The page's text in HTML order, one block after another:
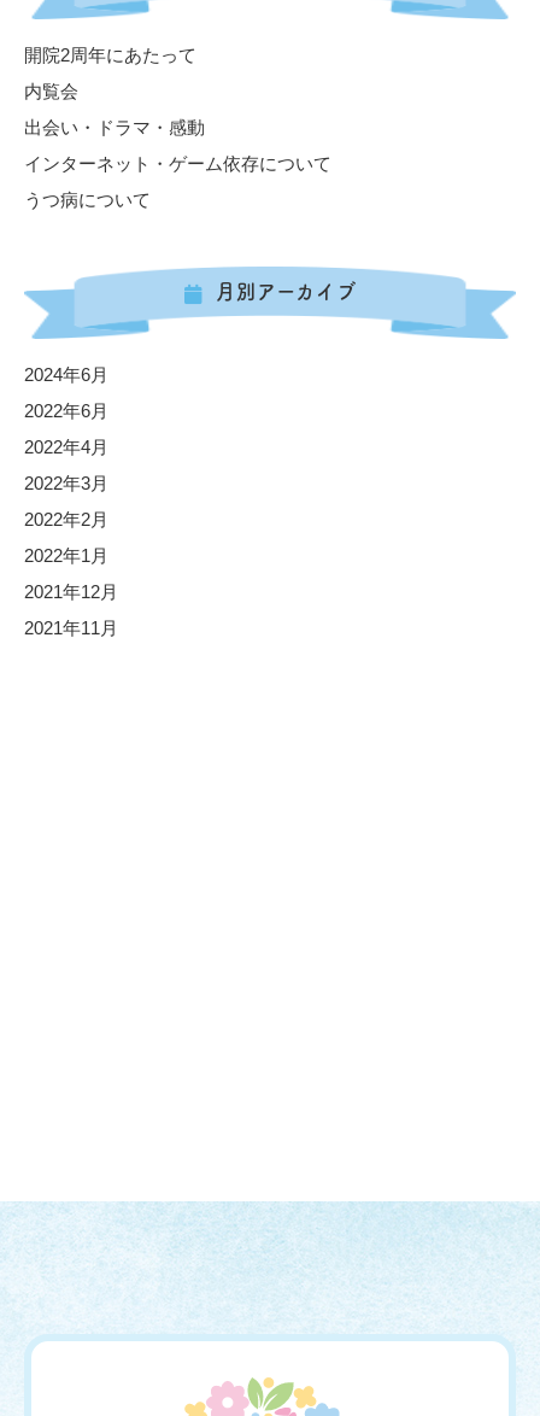
開院2周年にあたって
内覧会
出会い・ドラマ・感動
インターネット・ゲーム依存について
うつ病について
月別アーカイブ
2024年6月
2022年6月
2022年4月
2022年3月
2022年2月
2022年1月
2021年12月
2021年11月